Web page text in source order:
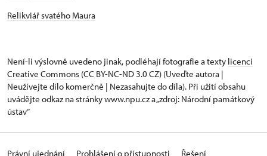
Relikviář svatého Maura
Není-li výslovně uvedeno jinak, podléhají fotografie a texty licenci
Creative Commons (CC BY-NC-ND 3.0 CZ) (Uveďte autora |
Neužívejte dílo komerčně | Nezasahujte do díla). Při užití obsahu
uvádějte odkaz na stránky www.npu.cz a „zdroj: Národní památkový
ústav“
Právní ujednání Prohlášení o přístupnosti Řešení